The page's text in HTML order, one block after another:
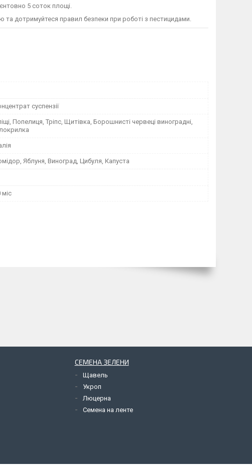
5 соток площі.
дотримуйтеся правил безпеки при роботі з пестицидами.
суспензії
Попелиця, Тріпс, Щитівка, Борошнисті червеці виноградні,
Яблуня, Виноград, Цибуля, Капуста
міс
СЕМЕНА ЗЕЛЕНИ
Щавель
Укроп
Люцерна
Семена на ленте